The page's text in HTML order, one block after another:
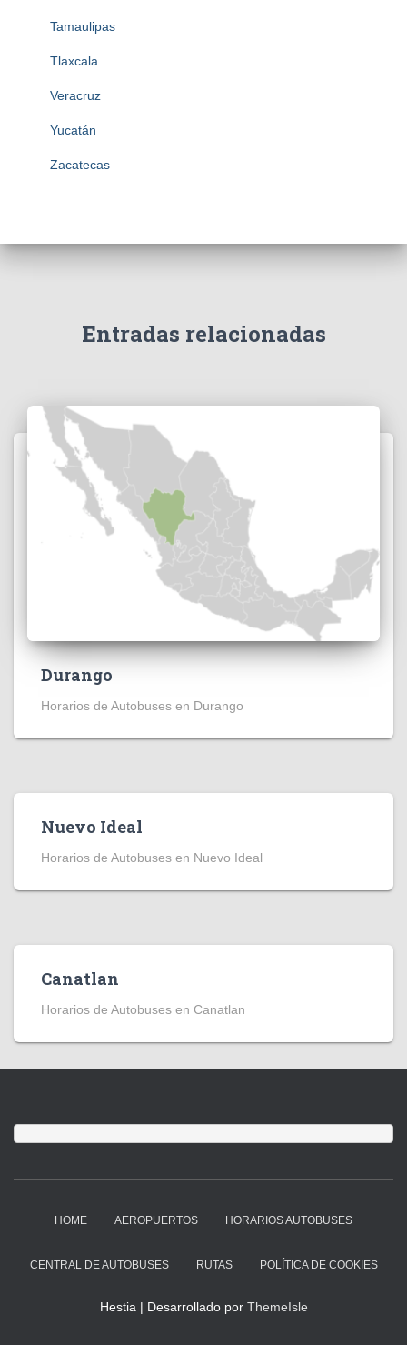
Tamaulipas
Tlaxcala
Veracruz
Yucatán
Zacatecas
Entradas relacionadas
Durango
Horarios de Autobuses en Durango
Nuevo Ideal
Horarios de Autobuses en Nuevo Ideal
Canatlan
Horarios de Autobuses en Canatlan
HOME AEROPUERTOS HORARIOS AUTOBUSES
CENTRAL DE AUTOBUSES RUTAS POLÍTICA DE COOKIES
Hestia | Desarrollado por ThemeIsle